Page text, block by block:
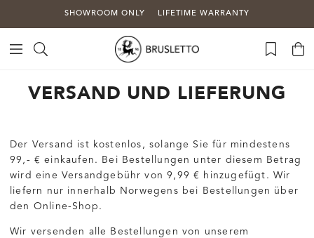
SHOWROOM ONLY LIFETIME WARRANTY
VERSAND UND LIEFERUNG
Der Versand ist kostenlos, solange Sie für mindestens
99,- € einkaufen. Bei Bestellungen unter diesem Betrag
wird eine Versandgebühr von 9,99 € hinzugefügt. Wir
liefern nur innerhalb Norwegens bei Bestellungen über
den Online-Shop.
Wir versenden alle Bestellungen von unserem